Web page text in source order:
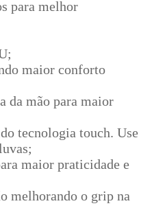
para melhor
maior conforto
da mão para maior
tecnologia touch. Use
maior praticidade e
melhorando o grip na